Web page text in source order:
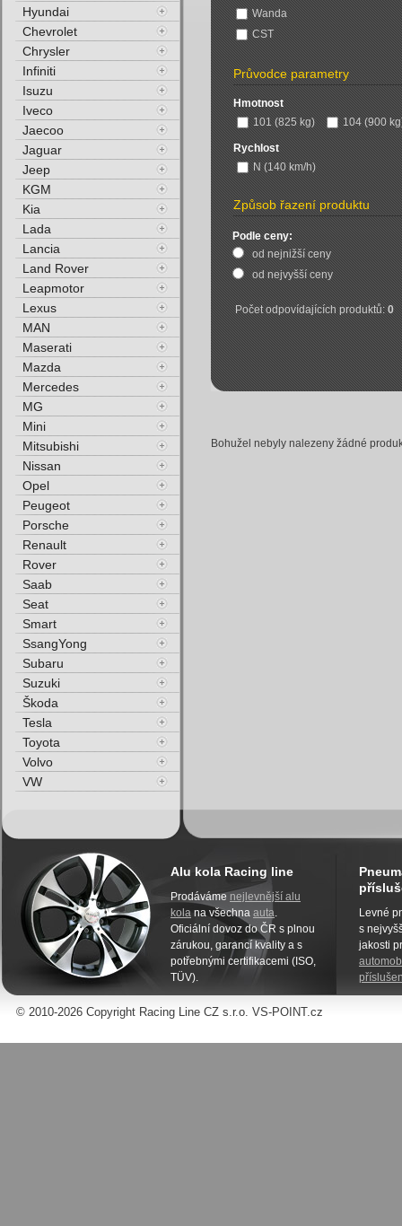
Wanda
CST
Průvodce parametry
Hmotnost
101 (825 kg)
104 (900
Rychlost
N (140 km/h)
Způsob řazení produktu
Podle ceny:
od nejnižší ceny
od nejvyšší ceny
Počet odpovídajících produktů:0
Bohužel nebyly nalezeny žádné
Hyundai
Chevrolet
Chrysler
Infiniti
Isuzu
Iveco
Jaecoo
Jaguar
Jeep
KGM
Kia
Lada
Lancia
Land Rover
Leapmotor
Lexus
MAN
Maserati
Mazda
Mercedes
MG
Mini
Mitsubishi
Nissan
Opel
Peugeot
Porsche
Renault
Rover
Saab
Seat
Smart
SsangYong
Subaru
Suzuki
Škoda
Tesla
Toyota
Volvo
VW
Alu kola Racing line
Prodáváme nejlevnější alu
kola na všechna auta.
Oficiální dovoz do ČR s plnou
zárukou, garancí kvality a s
potřebnými certifikacemi (ISO,
TÜV).
Levné
s
jakosti
© 2010-2026 Copyright Racing Line CZ s.r.o. VS-POINT.cz